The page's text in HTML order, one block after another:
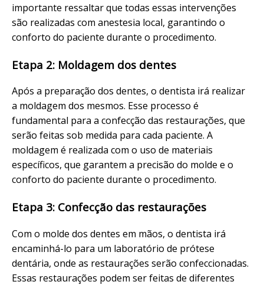
importante ressaltar que todas essas intervenções
são realizadas com anestesia local, garantindo o
conforto do paciente durante o procedimento.
Etapa 2: Moldagem dos dentes
Após a preparação dos dentes, o dentista irá realizar
a moldagem dos mesmos. Esse processo é
fundamental para a confecção das restaurações, que
serão feitas sob medida para cada paciente. A
moldagem é realizada com o uso de materiais
específicos, que garantem a precisão do molde e o
conforto do paciente durante o procedimento.
Etapa 3: Confecção das restaurações
Com o molde dos dentes em mãos, o dentista irá
encaminhá-lo para um laboratório de prótese
dentária, onde as restaurações serão confeccionadas.
Essas restaurações podem ser feitas de diferentes